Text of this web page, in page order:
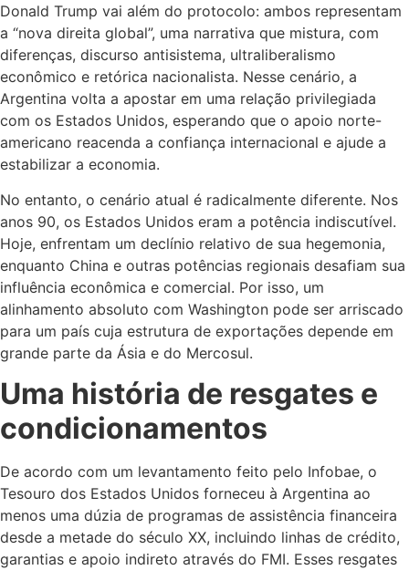
Donald Trump vai além do protocolo: ambos representam
a “nova direita global”, uma narrativa que mistura, com
diferenças, discurso antisistema, ultraliberalismo
econômico e retórica nacionalista. Nesse cenário, a
Argentina volta a apostar em uma relação privilegiada
com os Estados Unidos, esperando que o apoio norte-
americano reacenda a confiança internacional e ajude a
estabilizar a economia.
No entanto, o cenário atual é radicalmente diferente. Nos
anos 90, os Estados Unidos eram a potência indiscutível.
Hoje, enfrentam um declínio relativo de sua hegemonia,
enquanto China e outras potências regionais desafiam sua
influência econômica e comercial. Por isso, um
alinhamento absoluto com Washington pode ser arriscado
para um país cuja estrutura de exportações depende em
grande parte da Ásia e do Mercosul.
Uma história de resgates e
condicionamentos
De acordo com um levantamento feito pelo Infobae, o
Tesouro dos Estados Unidos forneceu à Argentina ao
menos uma dúzia de programas de assistência financeira
desde a metade do século XX, incluindo linhas de crédito,
garantias e apoio indireto através do FMI. Esses resgates